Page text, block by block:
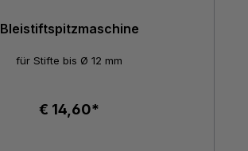
Bleistiftspitzmaschine
für Stifte bis Ø 12 mm
€ 14,60*